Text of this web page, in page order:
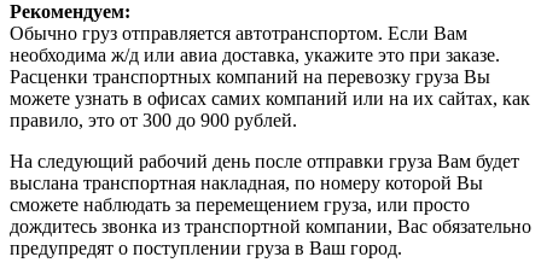
Рекомендуем:
Обычно груз отправляется автотранспортом. Если Вам
необходима ж/д или авиа доставка, укажите это при заказе.
Расценки транспортных компаний на перевозку груза Вы
можете узнать в офисах самих компаний или на их сайтах, как
правило, это от 300 до 900 рублей.
На следующий рабочий день после отправки груза Вам будет
выслана транспортная накладная, по номеру которой Вы
сможете наблюдать за перемещением груза, или просто
дождитесь звонка из транспортной компании, Вас обязательно
предупредят о поступлении груза в Ваш город.